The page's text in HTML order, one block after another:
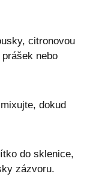
citronovou
nebo
dokud
do sklenice,
zázvoru.